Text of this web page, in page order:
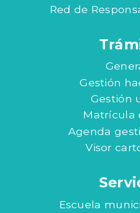
Red de
Gestión
Gestión
Matrícula
Agenda
Visor
Escuela